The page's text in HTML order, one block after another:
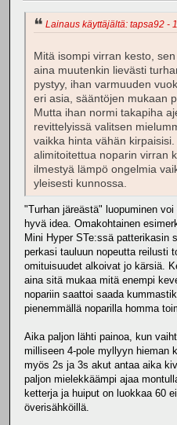
Lainaus käyttäjältä: tapsa92 -
Mitä isompi virran kesto,
aina muutenkin lievästi
pystyy, ihan varmuuden
eri asia, sääntöjen mukaan
Mutta ihan normi takapiha
revittelyissä valitsen
vaikka hinta vähän
alimitoitettua noparin virran
ilmestyä lämpö ongelmia
yleisesti kunnossa.
"Turhan järeästä" luopuminen
hyvä idea. Omakohtainen
Mini Hyper STe:ssä patterikasin
perkasi tauluun nopeutta reilusti
omituisuudet alkoivat jo kärsiä.
aina sitä mukaa mitä enempi
nopariin saattoi saada
pienemmällä noparilla homma
Aika paljon lähti painoa, kun
milliseen 4-pole myllyyn hieman
myös 2s ja 3s akut antaa aika
paljon mielekkäämpi ajaa
ketterja ja huiput on luokkaa 60
överisähköillä.